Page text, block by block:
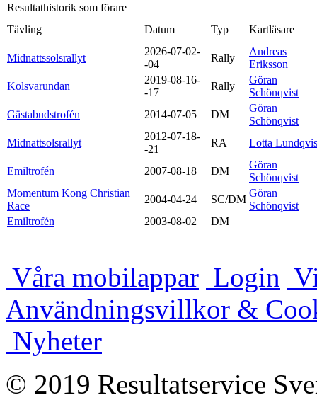
Resultathistorik som förare
Tävling
Datum Typ Kartläsare
Midnattssolsrallyt
2026-07-02-
-04
Rally
Andreas
Eriksson
Kolsvarundan
2019-08-16-
-17
Rally
Göran
Schönqvist
Gästabudstrofén
2014-07-05 DM
Göran
Schönqvist
Midnattsolsrallyt
2012-07-18-
-21
RA Lotta
Emiltrofén 2007-08-18 DM
Göran
Schönqvist
Momentum Kong Christian
Race
2004-04-24 SC/DM
Göran
Schönqvist
Emiltrofén
2003-08-02 DM
Våra mobilappar Login
Användningsvillkor &
Nyheter
© 2019 Resultatservice